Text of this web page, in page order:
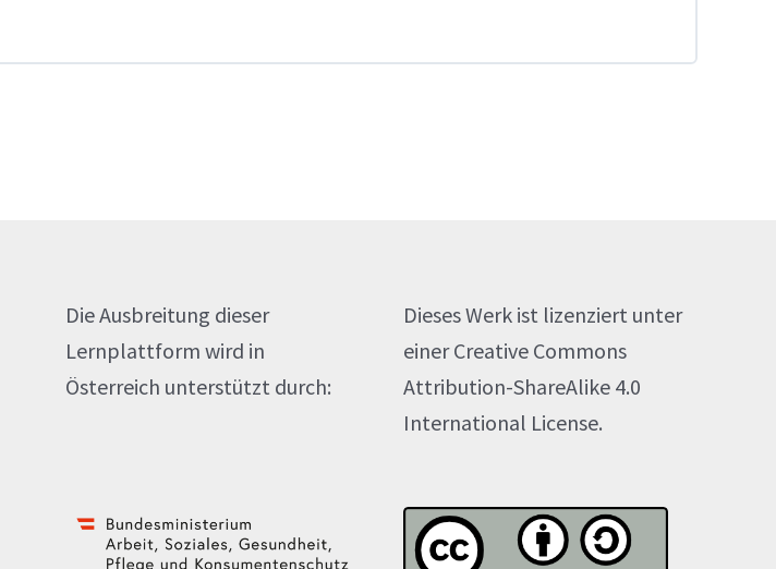
Die Ausbreitung dieser
Lernplattform wird in
Österreich unterstützt durch:
Dieses Werk ist lizenziert unter
einer Creative Commons
Attribution-ShareAlike 4.0
International License.